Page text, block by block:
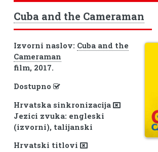
Cuba and the Cameraman
Izvorni naslov: Cuba and the
Cameraman
film, 2017.
Dostupno
Hrvatska sinkronizacija
Jezici zvuka: engleski
(izvorni), talijanski
Hrvatski titlovi